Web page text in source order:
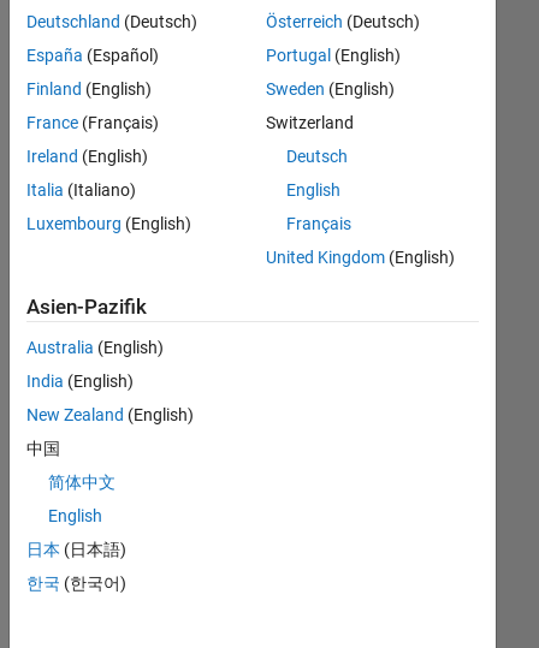
können
die
Suchkriterien
weiter
fassen
oder
alle
Stellenangebote
anzeigen .
noch
keine
offenen
Stellen
können,
die
Ihren
entsprechen,
werden
Deutschland (Deutsch)
España (Español)
Finland (English)
France (Français)
Ireland (English)
Italia (Italiano)
Luxembourg (English)
Österreich (Deutsch)
Portugal (English)
Sweden (English)
Switzerland
Deutsch
English
Français
United Kingdom(English)
Asien-Pazifik
Australia (English)
India (English)
New Zealand (English)
中国
简体中文
English
日本 (日本語)
한국 (한국어)